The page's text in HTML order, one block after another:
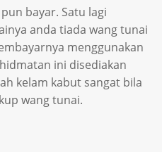
bayar. Satu lagi
anda tiada wang tunai
menggunakan
ini disediakan
kelam kabut sangat bila
wang tunai.